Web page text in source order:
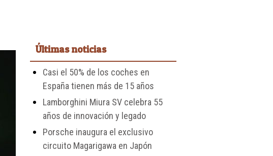
Últimas noticias
Casi el 50% de los coches en
España tienen más de 15 años
Lamborghini Miura SV celebra 55
años de innovación y legado
Porsche inaugura el exclusivo
circuito Magarigawa en Japón